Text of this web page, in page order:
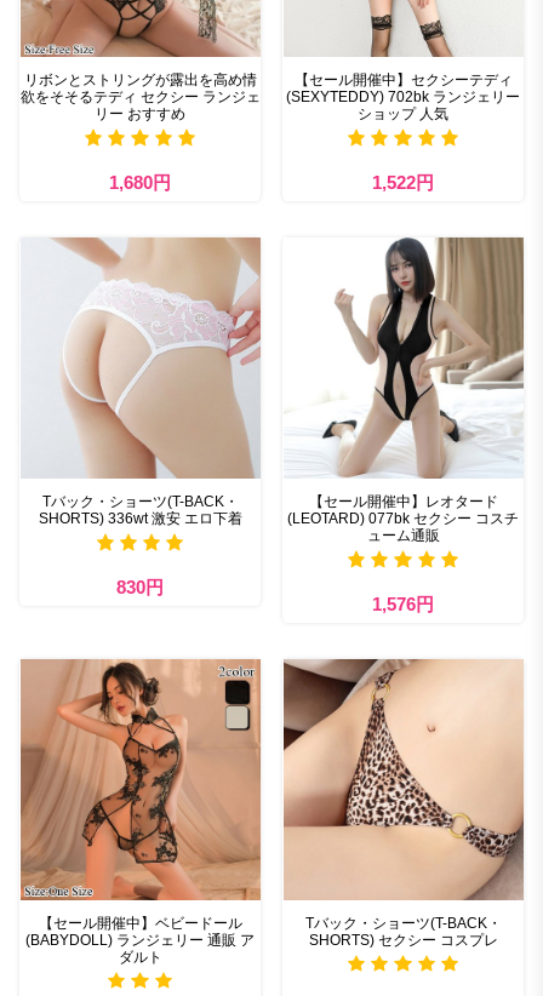
リボンとストリングが露出を高め情
欲をそそるテディ セクシー ランジェ
リー おすすめ
1,680円
【セール開催中】セクシーテディ
(SEXYTEDDY) 702bk ランジェリー
ショップ 人気
1,522円
Tバック・ショーツ(T-BACK・
SHORTS) 336wt 激安 エロ下着
830円
【セール開催中】レオタード
(LEOTARD) 077bk セクシー コスチ
ューム通販
1,576円
【セール開催中】ベビードール
(BABYDOLL) ランジェリー 通販 ア
ダルト
Tバック・ショーツ(T-BACK・
SHORTS) セクシー コスプレ